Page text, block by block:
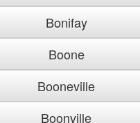
Bonifay
Boone
Booneville
Boonville